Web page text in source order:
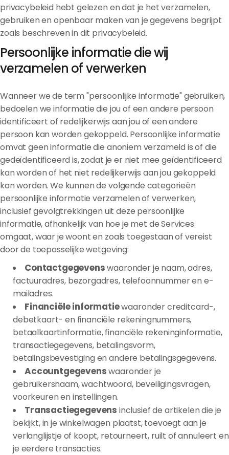
privacybeleid hebt gelezen en dat je het verzamelen,
gebruiken en openbaar maken van je gegevens begrijpt
zoals beschreven in dit privacybeleid.
Persoonlijke informatie die wij
verzamelen of verwerken
Wanneer we de term "persoonlijke informatie" gebruiken,
bedoelen we informatie die jou of een andere persoon
identificeert of redelijkerwijs aan jou of een andere
persoon kan worden gekoppeld. Persoonlijke informatie
omvat geen informatie die anoniem verzameld is of die
gedeïdentificeerd is, zodat je er niet mee geïdentificeerd
kan worden of het niet redelijkerwijs aan jou gekoppeld
kan worden. We kunnen de volgende categorieën
persoonlijke informatie verzamelen of verwerken,
inclusief gevolgtrekkingen uit deze persoonlijke
informatie, afhankelijk van hoe je met de Services
omgaat, waar je woont en zoals toegestaan of vereist
door de toepasselijke wetgeving:
Contactgegevenswaaronder je naam, adres,
factuuradres, bezorgadres, telefoonnummer en e-
mailadres.
Financiële informatiewaaronder creditcard-,
debetkaart- en financiële rekeningnummers,
betaalkaartinformatie, financiële rekeninginformatie,
transactiegegevens, betalingsvorm,
betalingsbevestiging en andere betalingsgegevens.
Accountgegevenswaaronder je
gebruikersnaam, wachtwoord, beveiligingsvragen,
voorkeuren en instellingen.
Transactiegegevens inclusief de artikelen die je
bekijkt, in je winkelwagen plaatst, toevoegt aan je
verlanglijstje of koopt, retourneert, ruilt of annuleert en
je eerdere transacties.